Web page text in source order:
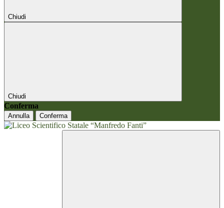
Chiudi
Chiudi
Conferma
Annulla Conferma